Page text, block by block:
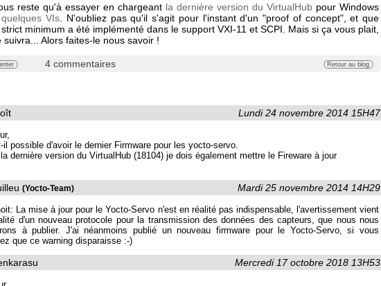
reste qu'à essayer en chargeant la dernière version du VirtualHub pour Windows
quelques VIs . N'oubliez pas qu'il s'agit pour l'instant d'un "proof of concept", et que
minimum a été implémenté dans le support VXI-11 et SCPI. Mais si ça vous plait,
suivra... Alors faites-le nous savoir !
4 commentaires Retour au blog
Lundi 24 novembre 2014 15H47
il possible d'avoir le dernier Firmware pour les yocto-servo.
dernière version du VirtualHub (18104) je dois également mettre le Fireware à jour
(Yocto-Team) Mardi 25 novembre 2014 14H29
La mise à jour pour le Yocto-Servo n'est en réalité pas indispensable, l'avertissement vient
d'un nouveau protocole pour la transmission des données des capteurs, que nous nous
à publier. J'ai néanmoins publié un nouveau firmware pour le Yocto-Servo, si vous
que ce warning disparaisse :-)
Mercredi 17 octobre 2018 13H53